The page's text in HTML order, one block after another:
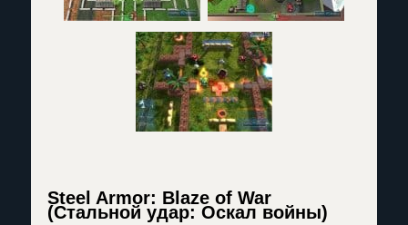
Steel Armor: Blaze of War
(Стальной удар: Оскал войны)